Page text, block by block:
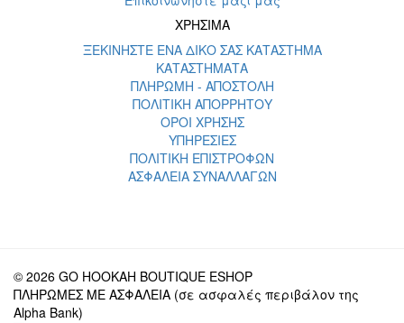
ΧΡΗΣΙΜΑ
ΞΕΚΙΝΗΣΤΕ ΕΝΑ ΔΙΚΟ ΣΑΣ ΚΑΤΑΣΤΗΜΑ
ΚΑΤΑΣΤΗΜΑΤΑ
ΠΛΗΡΩΜΗ - ΑΠΟΣΤΟΛΗ
ΠΟΛΙΤΙΚΗ ΑΠΟΡΡΗΤΟΥ
ΟΡΟΙ ΧΡΗΣΗΣ
ΥΠΗΡΕΣΙΕΣ
ΠΟΛΙΤΙΚΗ ΕΠΙΣΤΡΟΦΩΝ
ΑΣΦΑΛΕΙΑ ΣΥΝΑΛΛΑΓΩΝ
© 2026 GO HOOKAH BOUTIQUE ESHOP
ΠΛΗΡΩΜΕΣ ΜΕ ΑΣΦΑΛΕΙΑ (σε ασφαλές περιβάλον της
Alpha Bank)